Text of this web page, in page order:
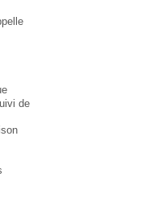
de